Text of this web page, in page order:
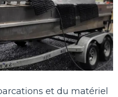
et du matériel